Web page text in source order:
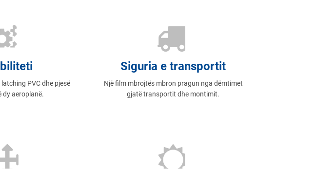
PVC dhe pjesë
dy aeroplanë.
Siguria e transportit
Një film mbrojtës mbron pragun nga dëmtimet
gjatë transportit dhe montimit.